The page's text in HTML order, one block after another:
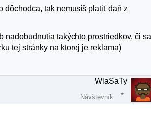
dôchodca, tak nemusíš platiť daň z
takýchto prostriedkov, či sa
tej stránky na ktorej je reklama)
WlaSaTy
Návštevník